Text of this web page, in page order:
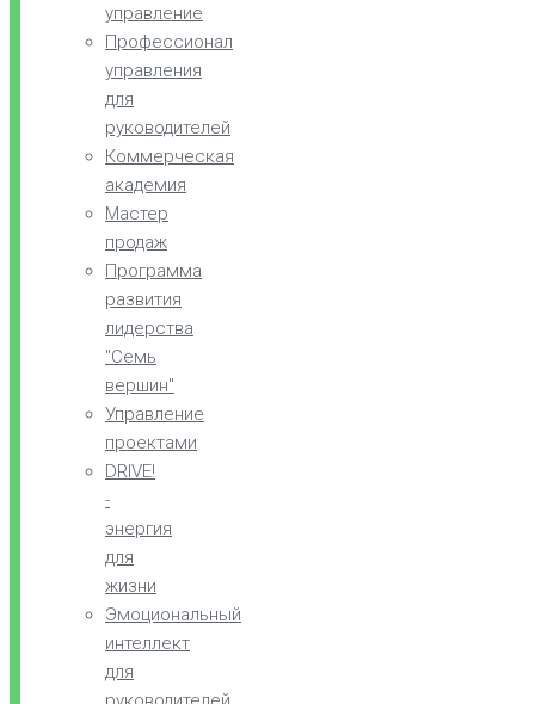
управление
Профессионал
управления
для
руководителей
Коммерческая
академия
Мастер
продаж
Программа
развития
лидерства
"Семь
вершин"
Управление
проектами
DRIVE!
-
энергия
для
жизни
Эмоциональный
интеллект
для